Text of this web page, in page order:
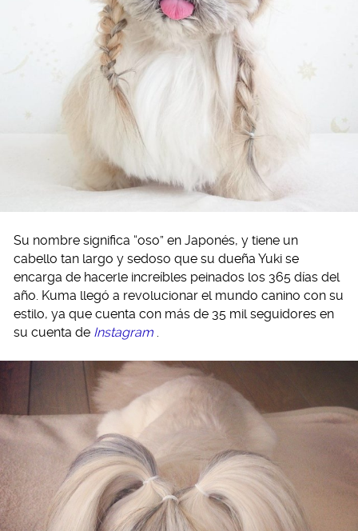
Su nombre significa “oso” en Japonés, y tiene un
cabello tan largo y sedoso que su dueña Yuki se
encarga de hacerle increíbles peinados los 365 días del
año. Kuma llegó a revolucionar el mundo canino con su
estilo, ya que cuenta con más de 35 mil seguidores en
su cuenta de Instagram .